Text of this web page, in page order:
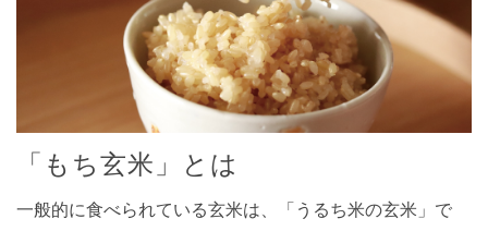
「もち玄米」とは
一般的に食べられている玄米は、「うるち米の玄米」で